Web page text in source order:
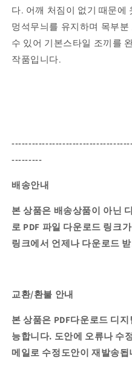
다. 어깨 처짐이 없기 때문에
멍석무늬를 유지하며 목부
수 있어 기본스타일 조끼를
작품입니다.
---------
배송안내
본 상품은 배송상품이 아닌
로 PDF 파일 다운로드 링크
링크에서 언제나 다운로드
교환/환불 안내
본 상품은 PDF다운로드 디
능합니다. 도안에 오류나 수
메일로 수정도안이 재발송됩